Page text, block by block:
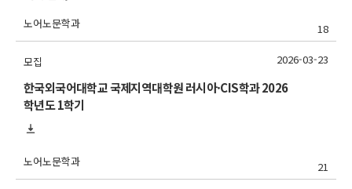
노어노문학과 18
모집
한국외국어대학교 국제지역대학원 러시아·CIS학과 2026
학년도 1학기
노어노문학과 21
2026-03-23